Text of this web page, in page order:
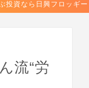
投資なら日興フロッギー
流“労